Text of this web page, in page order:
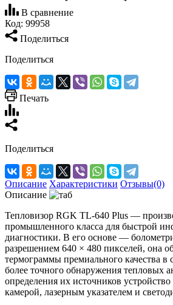
В сравнение
Код: 99958
Поделиться
Поделиться
Печать
Поделиться
Описание Характеристики Отзывы(0)
Описание
Тепловизор RGK TL‑640 Plus —
промышленного класса для быстрой
диагностики. В его основе —
разрешением 640 × 480 пикселей, она
термограммы премиального качества в
более точного обнаружения тепловых
определения их источников
камерой, лазерным указателем и